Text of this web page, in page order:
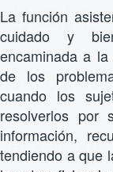
La función
cuidado y
encaminada a
de los
cuando los
resolverlos por
información,
tendiendo a que